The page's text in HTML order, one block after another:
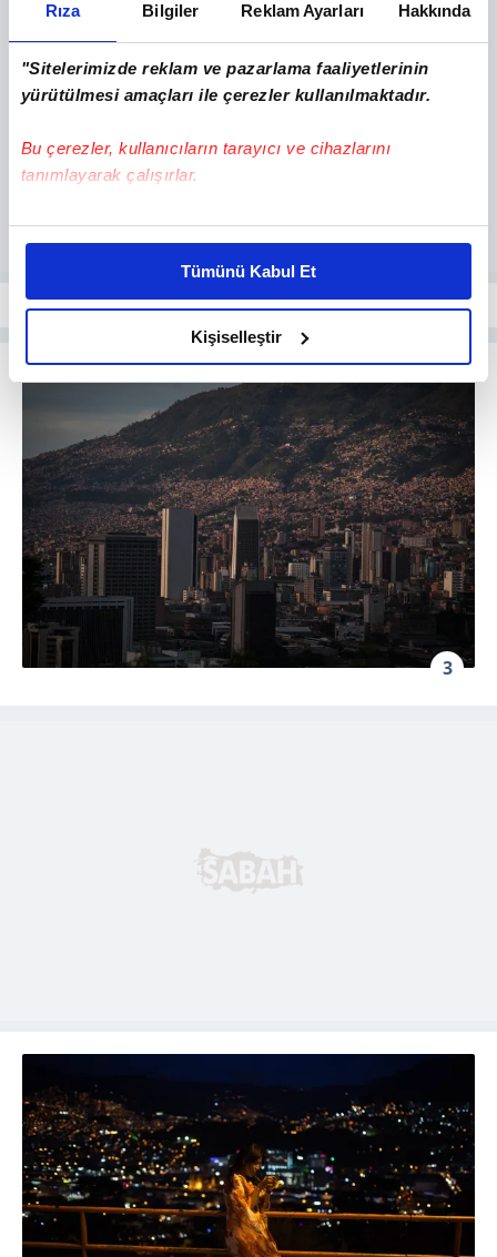
Rıza Bilgiler Reklam Ayarları Hakkında
"Sitelerimizde reklam ve pazarlama faaliyetlerinin
yürütülmesi amaçları ile çerezler kullanılmaktadır.
Bu çerezler, kullanıcıların tarayıcı ve cihazlarını
tanımlayarak çalışırlar.
Bu çerezlere izin vermeniz halinde sizlere özel
daha iyi reklam deneyimi yaşatabiliriz. Bunu yaparken
amacımızın size daha iyi bir reklam deneyimi sunmak
olduğunu ve sizlere en iyi içerikleri sunabilmek adına
elimizden gelen çabayı gösterdiğimizi ve bu noktada,
reklamların maliyetlerimizi karşılamak noktasında tek gelir
kalemimiz olduğunu sizlere hatırlatmak isteriz.
Her halükârda, kullanıcılar, bu çerezlere izin vermedikleri
takdirde, kullanıcılara hedefli reklamlar
gösterilmeyecektir."
Sizlere daha iyi bir hizmet sunabilmek için İnternet
Sitemizde kendimize ve üçüncü kişilere ait çerezler
kullanılmaktadır. Bu çerezler vasıtasıyla çeşitli kişisel
verileriniz işlenmekte olup gerekli olan çerezler bilgi
vasıtasıyla belirleyebilirsiniz. Çerezlere ilişkin detaylı bilgi
için Ayarlar butonuna tıklayabilir,Çerez Bilgilendirme
almak için lütfentıklayınız.
Tümünü Kabul Et
Kişiselleştir
3